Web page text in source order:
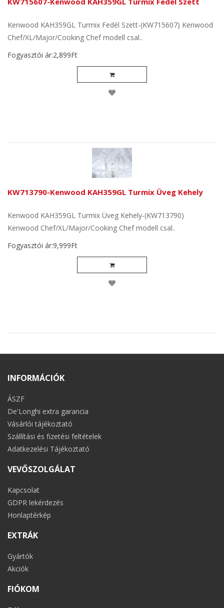
Kenwood KAH359GL Turmix Fedél Szett-(KW715607) Kenwood
Chef/XL/Major/Cooking Chef modell csal..
Fogyasztói ár:2,899Ft
KW713790-Kenwood KAH359GL Turmix Üveg Kehely
Kenwood KAH359GL Turmix Üveg Kehely-(KW713790)
Kenwood Chef/XL/Major/Cooking Chef modell csal..
Fogyasztói ár:9,999Ft
INFORMÁCIÓK
ÁSZF
De'Longhi extra garancia
Vásárlói tájékoztató
Szállítási és fizetési feltételek
Adatkezelési Tájékoztató
VEVŐSZOLGÁLAT
Kapcsolat
GDPR lekérdezés
Honlaptérkép
EXTRÁK
Gyártók
Akciók
FIÓKOM